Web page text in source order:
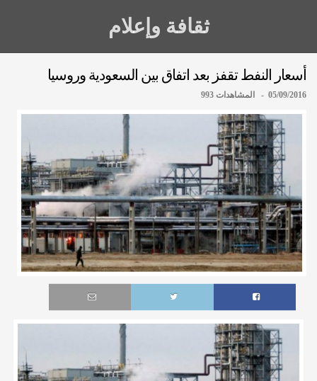
ثقافة وإعلام
أسعار النفط تقفز بعد اتفاق بين السعودية وروسيا
05/09/2016 - المشاهدات 993